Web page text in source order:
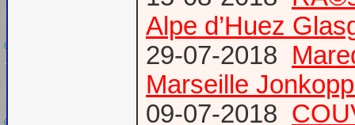
Alpe d’Huez
29-07-2018
Marseille
09-07-2018